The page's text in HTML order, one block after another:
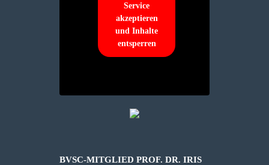
Service
akzeptieren
und Inhalte
entsperren
BVSC-MITGLIED PROF. DR. IRIS